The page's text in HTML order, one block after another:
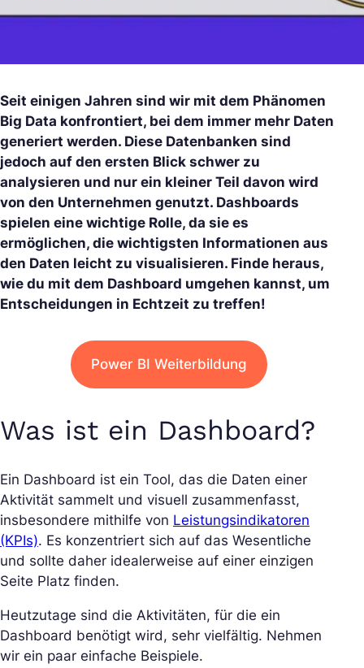
Seit einigen Jahren sind wir mit dem Phänomen
Big Data konfrontiert, bei dem immer mehr Daten
generiert werden. Diese Datenbanken sind
jedoch auf den ersten Blick schwer zu
analysieren und nur ein kleiner Teil davon wird
von den Unternehmen genutzt. Dashboards
spielen eine wichtige Rolle, da sie es
ermöglichen, die wichtigsten Informationen aus
den Daten leicht zu visualisieren. Finde heraus,
wie du mit dem Dashboard umgehen kannst, um
Entscheidungen in Echtzeit zu treffen!
Power BI Weiterbildung
Was ist ein Dashboard?
Ein Dashboard ist ein Tool, das die Daten einer
Aktivität sammelt und visuell zusammenfasst,
insbesondere mithilfe von Leistungsindikatoren
(KPIs). Es konzentriert sich auf das Wesentliche
und sollte daher idealerweise auf einer einzigen
Seite Platz finden.
Heutzutage sind die Aktivitäten, für die ein
Dashboard benötigt wird, sehr vielfältig. Nehmen
wir ein paar einfache Beispiele.